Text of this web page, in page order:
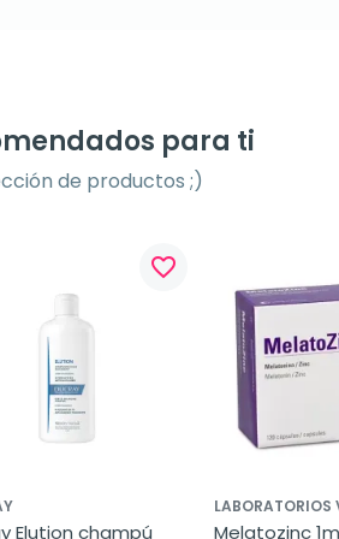
para ti
de productos ;)
favorite_border
Elution champú
LABORATORIOS
Melatozinc